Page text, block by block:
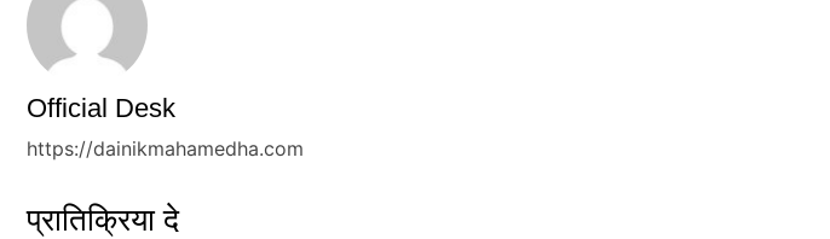
Official Desk
https://dainikmahamedha.com
प्रातिक्रिया दे